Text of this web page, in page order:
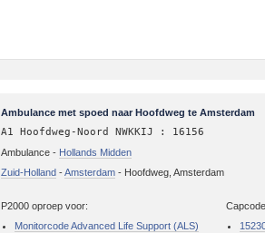
Ambulance met spoed naar Hoofdweg te Amsterdam
A1 Hoofdweg-Noord NWKKIJ : 16156
Ambulance - Hollands Midden
Zuid-Holland -Amsterdam - Hoofdweg, Amsterdam
P2000 oproep voor:
Monitorcode Advanced Life Support (ALS)